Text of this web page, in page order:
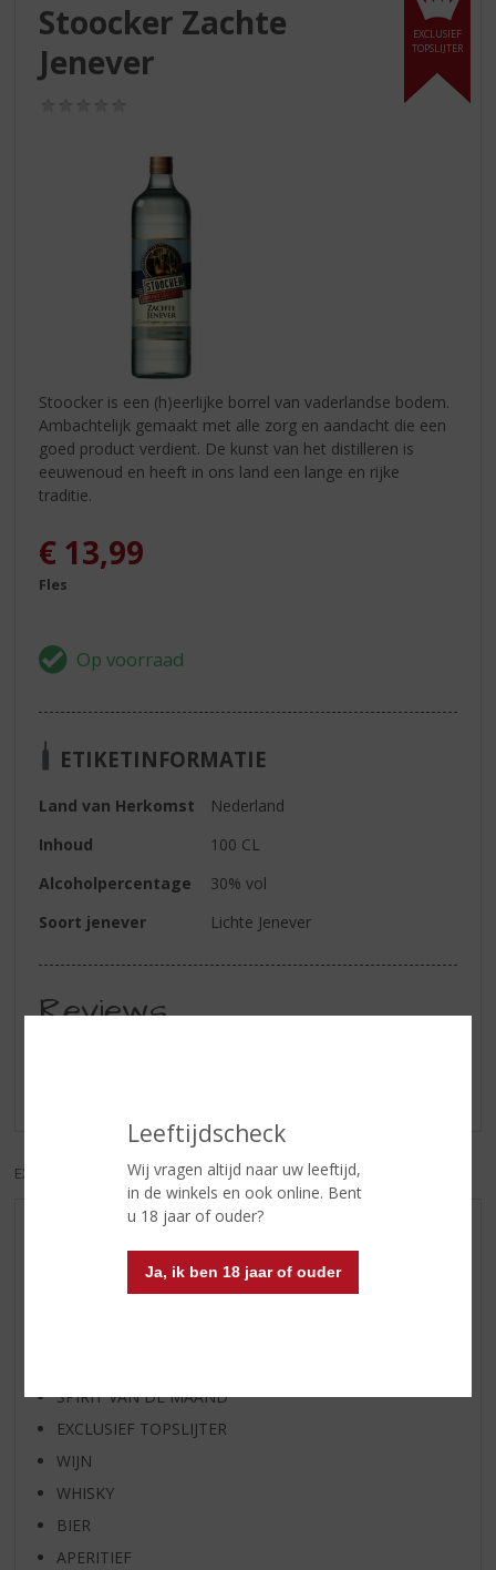
Leeftijdscheck
Wij vragen altijd naar uw leeftijd,
in de winkels en ook online. Bent
u 18 jaar of ouder?
Ja, ik ben 18 jaar of ouder
EXCLUSIEF
TOPSLIJTER
Stoocker Zachte
Jenever
Stoocker is een (h)eerlijke borrel van vaderlandse bodem.
Ambachtelijk gemaakt met alle zorg en aandacht die een
goed product verdient. De kunst van het distilleren is
eeuwenoud en heeft in ons land een lange en rijke
traditie.
€ 13,99
Fles
ETIKETINFORMATIE
Land van Herkomst
Nederland
Inhoud
100 CL
Alcoholpercentage
30% vol
Soort jenever
Lichte Jenever
Reviews
EXCL. BTW INCL. BTW
WIJN VAN DE MAAND
WHISKY VAN DE MAAND
SPIRIT VAN DE MAAND
EXCLUSIEF TOPSLIJTER
WIJN
WHISKY
BIER
APERITIEF